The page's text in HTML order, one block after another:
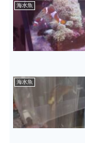
海水魚
海水魚